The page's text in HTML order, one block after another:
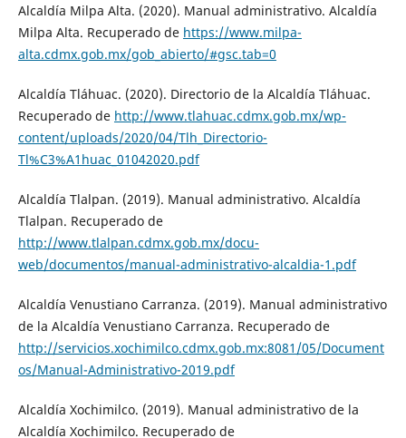
Alcaldía Milpa Alta. (2020). Manual administrativo. Alcaldía
Milpa Alta. Recuperado de https://www.milpa-
alta.cdmx.gob.mx/gob_abierto/#gsc.tab=0
Alcaldía Tláhuac. (2020). Directorio de la Alcaldía Tláhuac.
Recuperado de http://www.tlahuac.cdmx.gob.mx/wp-
content/uploads/2020/04/Tlh_Directorio-
Tl%C3%A1huac_01042020.pdf
Alcaldía Tlalpan. (2019). Manual administrativo. Alcaldía
Tlalpan. Recuperado de
http://www.tlalpan.cdmx.gob.mx/docu-
web/documentos/manual-administrativo-alcaldia-1.pdf
Alcaldía Venustiano Carranza. (2019). Manual administrativo
de la Alcaldía Venustiano Carranza. Recuperado de
http://servicios.xochimilco.cdmx.gob.mx:8081/05/Document
os/Manual-Administrativo-2019.pdf
Alcaldía Xochimilco. (2019). Manual administrativo de la
Alcaldía Xochimilco. Recuperado de